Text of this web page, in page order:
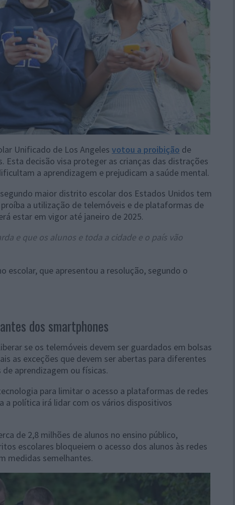
Unificado de Los Angeles votou a proibição de
Esta decisão visa proteger as crianças das distrações
a aprendizagem e prejudicam a saúde mental.
maior distrito escolar dos Estados Unidos tem
a utilização de telemóveis e de plataformas de
estar em vigor até janeiro de 2025.
e que os alunos e toda a cidade e o país vão
escolar, que apresentou a resolução, segundo o
dos smartphones
se os telemóveis devem ser guardados em bolsas
as exceções que devem ser abertas para diferentes
aprendizagem ou físicas.
para limitar o acesso a plataformas de redes
a política irá lidar com os vários dispositivos
de 2,8 milhões de alunos no ensino público,
escolares bloqueiem o acesso dos alunos às redes
medidas semelhantes.